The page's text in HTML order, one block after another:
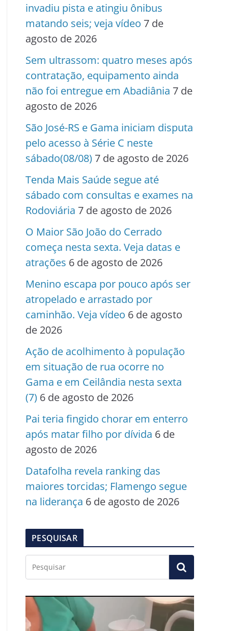
invadiu pista e atingiu ônibus
matando seis; veja vídeo 7 de
agosto de 2026
Sem ultrassom: quatro meses após
contratação, equipamento ainda
não foi entregue em Abadiânia 7 de
agosto de 2026
São José-RS e Gama iniciam disputa
pelo acesso à Série C neste
sábado(08/08) 7 de agosto de 2026
Tenda Mais Saúde segue até
sábado com consultas e exames na
Rodoviária 7 de agosto de 2026
O Maior São João do Cerrado
começa nesta sexta. Veja datas e
atrações 6 de agosto de 2026
Menino escapa por pouco após ser
atropelado e arrastado por
caminhão. Veja vídeo 6 de agosto
de 2026
Ação de acolhimento à população
em situação de rua ocorre no
Gama e em Ceilândia nesta sexta
(7) 6 de agosto de 2026
Pai teria fingido chorar em enterro
após matar filho por dívida 6 de
agosto de 2026
Datafolha revela ranking das
maiores torcidas; Flamengo segue
na liderança 6 de agosto de 2026
PESQUISAR